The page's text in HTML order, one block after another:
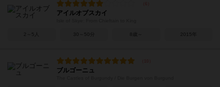
アイルオブスカイ
2～5人 30～50分 8歳～ 2015年
ブルゴーニュ